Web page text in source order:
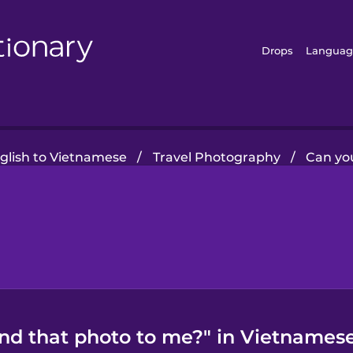
Drops
to Vietnamese / Travel Photography / Can
that photo to me?" in